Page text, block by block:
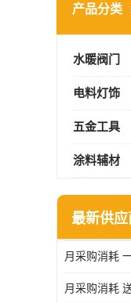
产品分类
水暖阀门
电料灯饰
五金工具
涂料辅材
最新供应
月采购消耗
月采购消耗